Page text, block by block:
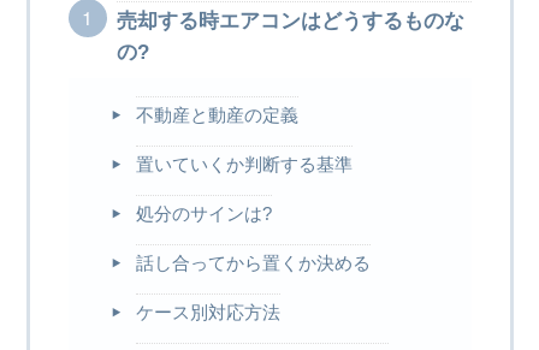
売却する時エアコンはどうするものな
の?
不動産と動産の定義
置いていくか判断する基準
処分のサインは?
話し合ってから置くか決める
ケース別対応方法